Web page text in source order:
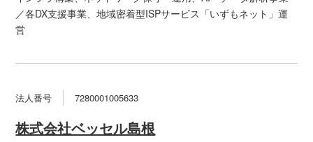
／各DX支援事業、地域密着型ISPサービス「いずもネット」運
営
法人番号 7280001005633
株式会社ベッセル島根